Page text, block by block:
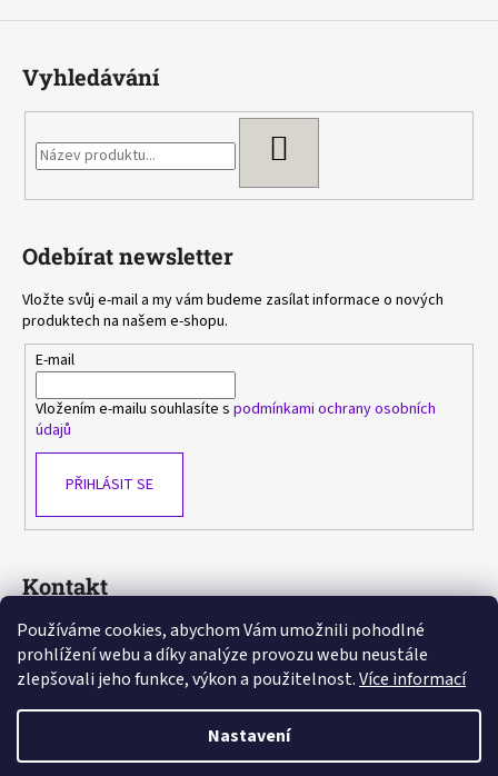
Používáme cookies, abychom Vám umožnili pohodlné
prohlížení webu a díky analýze provozu webu neustále
zlepšovali jeho funkce, výkon a použitelnost.Více informací
Nastavení
Vyhledávání
Odebírat newsletter
Vložte svůj e-mail a my vám budeme zasílat informace o nových
produktech na našem e-shopu.
E-mail
Vložením e-mailu souhlasíte s podmínkami ochrany osobních
údajů
PŘIHLÁSIT SE
Kontakt
sasa@ avlka.cz
+420 603 778 892
https://www.facebook.com/avlka